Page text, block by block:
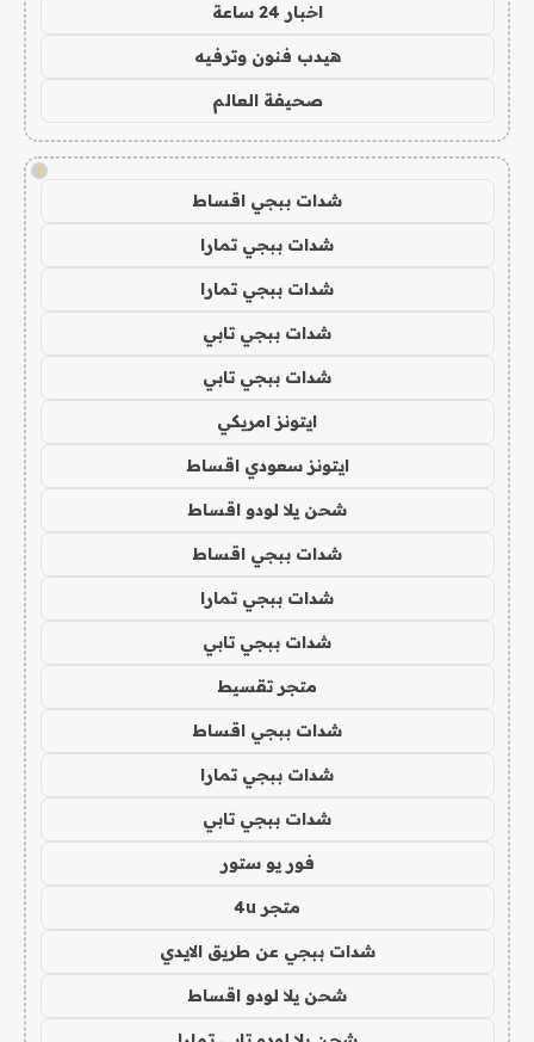
اخبار 24 ساعة
هيدب فنون وترفيه
صحيفة العالم
!
شدات ببجي اقساط
شدات ببجي تمارا
شدات ببجي تمارا
شدات ببجي تابي
شدات ببجي تابي
ايتونز امريكي
ايتونز سعودي اقساط
شحن يلا لودو اقساط
شدات ببجي اقساط
شدات ببجي تمارا
شدات ببجي تابي
متجر تقسيط
شدات ببجي اقساط
شدات ببجي تمارا
شدات ببجي تابي
فور يو ستور
متجر 4u
شدات ببجي عن طريق الايدي
شحن يلا لودو اقساط